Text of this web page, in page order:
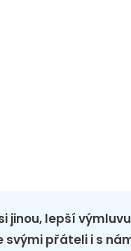
jinou, lepší
svými přáteli i s